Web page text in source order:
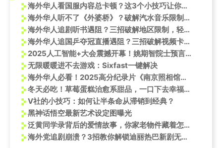
海外华人看国服内容总卡顿？这3个小技巧让你追剧打游戏像在国内一样流畅
海外华人听不了《外婆桥》？破解汽水音乐限制的3个亲测方法
海外华人追剧听书遇阻？三招破解地区限制，轻松畅享《璩家花园》有声书
海外华人追国乒夺冠直播遇阻？三招破解视频卡顿地区限制烦恼
2025人工智能+大会震撼开幕！姚期智院士预言通用AI时代，机器人产业迎来黄金十年
无限暖暖进不去游戏：Sixfast一键解决
海外华人必看！2025高分纪录片《南京照相馆》全网首播，手把手教你突破地区限制追剧
冬天必吃！草莓蛋糕治愈系甜品，一口下去幸福感爆棚
V社的小技巧：如何让半条命从滞销到经典？
黑神话悟空最新艺术设定图曝光
泛黄同学录背后的爱情故事，你家老物件藏着怎样的时光秘密？
海外党追剧崩溃？3招教你解锁迪丽热巴新剧无压力